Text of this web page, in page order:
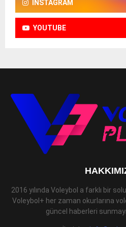
INSTAGRAM
YOUTUBE
2016 yılında Voleybol a farklı bir
Voleybol+ her zaman okurlarına
güncel haberleri